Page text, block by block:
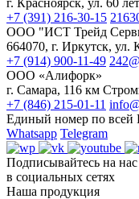
г. Красноярск, ул. 60
+7 (391) 216-30-15
ООО "ИСТ Трейд
664070, г. Иркутск, ул.
+7 (914) 900-11-49
ООО «Алифорк»
г. Самара, 116 км
+7 (846) 215-01-11
Единый номер по всей
Whatsapp Telegram
Подписывайтесь на нас
в социальных сетях
Наша продукция